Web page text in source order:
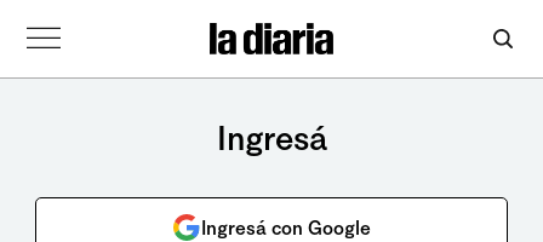
Ingresá
Ingresá con Google